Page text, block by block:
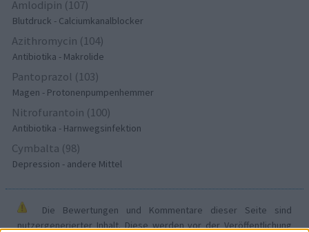
Amlodipin (107)
Blutdruck - Calciumkanalblocker
Azithromycin (104)
Antibiotika - Makrolide
Pantoprazol (103)
Magen - Protonenpumpenhemmer
Nitrofurantoin (100)
Antibiotika - Harnwegsinfektion
Cymbalta (98)
Depression - andere Mittel
Die Bewertungen und Kommentare dieser Seite sind
nutzergenerierter Inhalt. Diese werden vor der Veröffentlichung